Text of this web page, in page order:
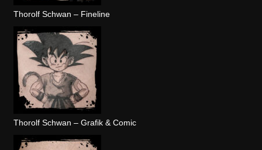
Thorolf Schwan – Fineline
Thorolf Schwan – Grafik & Comic